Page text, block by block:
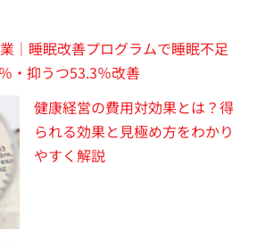
｜睡眠改善プログラムで睡眠不足
・抑うつ53.3％改善
健康経営の費用対効果とは？得
られる効果と見極め方をわかり
やすく解説